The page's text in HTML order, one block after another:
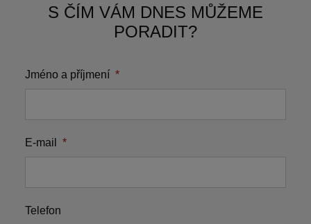
S ČÍM VÁM DNES MŮŽEME
PORADIT?
Jméno a příjmení *
E-mail *
Telefon